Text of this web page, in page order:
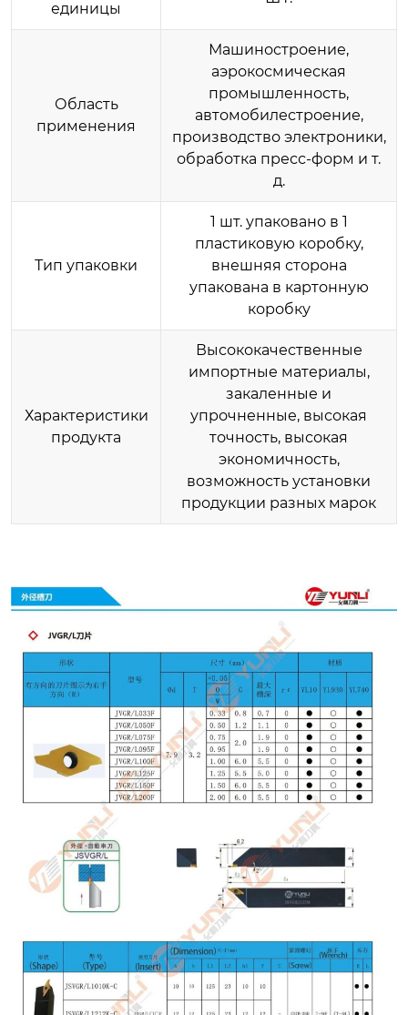
единицы
Область
применения
Машиностроение,
аэрокосмическая
промышленность,
автомобилестроение,
производство электроники,
обработка пресс-форм и т.
д.
Тип упаковки
1 шт. упаковано в 1
пластиковую коробку,
внешняя сторона
упакована в картонную
коробку
Характеристики
продукта
Высококачественные
импортные материалы,
закаленные и
упрочненные, высокая
точность, высокая
экономичность,
возможность установки
продукции разных марок